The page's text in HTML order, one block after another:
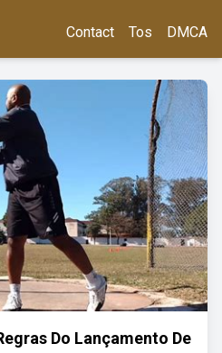
Contact Tos DMCA
Do Lançamento De